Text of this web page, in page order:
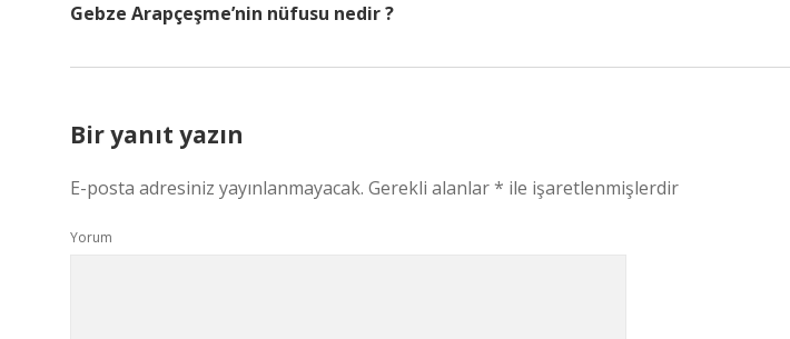
Gebze Arapçeşme’nin nüfusu nedir ?
Bir yanıt yazın
E-posta adresiniz yayınlanmayacak. Gerekli alanlar* ile işaretlenmişlerdir
Yorum